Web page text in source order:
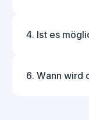
4. Ist es
6. Wann wird